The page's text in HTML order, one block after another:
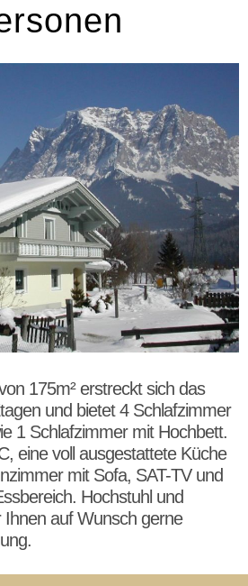
175m² erstreckt sich das
und bietet 4 Schlafzimmer
1 Schlafzimmer mit Hochbett.
eine voll ausgestattete Küche
mit Sofa, SAT-TV und
Hochstuhl und
Ihnen auf Wunsch gerne